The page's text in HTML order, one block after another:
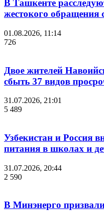
В Ташкенте
жестокого
01.08.2026, 11:14
726
Двое жителей
сбыть 37 видов
31.07.2026, 21:01
5 489
Узбекистан и Россия
питания в школах и
31.07.2026, 20:44
2 590
В Минэнерго